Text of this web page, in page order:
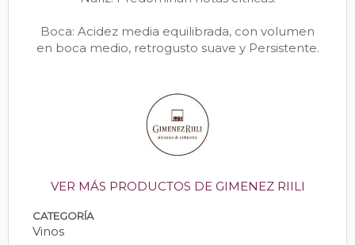
Boca: Acidez media equilibrada, con volumen
en boca medio, retrogusto suave y Persistente.
VER MÁS PRODUCTOS DE GIMENEZ RIILI
CATEGORÍA
Vinos